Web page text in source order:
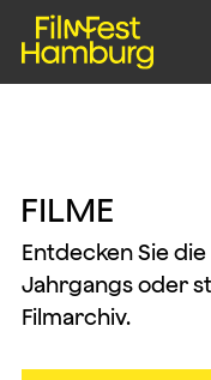
FILME
Entdecken Sie
Jahrgangs oder
Filmarchiv.